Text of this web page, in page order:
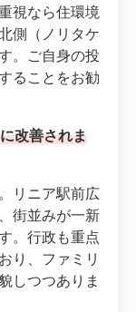
視なら住環境
側（ノリタケ
。ご自身の投
ることをお勧
改善されま
リニア駅前広
街並みが一新
。行政も重点
り、ファミリ
しつつありま